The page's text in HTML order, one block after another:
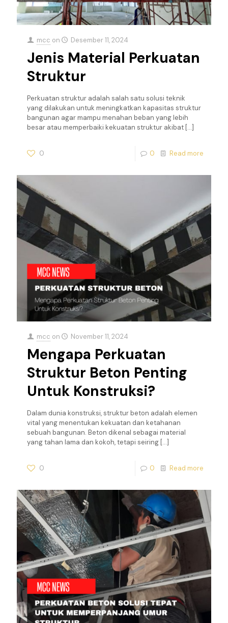
mcc on Desember 11, 2024
Jenis Material Perkuatan
Struktur
Perkuatan struktur adalah salah satu solusi teknik
yang dilakukan untuk meningkatkan kapasitas struktur
bangunan agar mampu menahan beban yang lebih
besar atau memperbaiki kekuatan struktur akibat […]
0 0 Read more
mcc on November 11, 2024
Mengapa Perkuatan
Struktur Beton Penting
Untuk Konstruksi?
Dalam dunia konstruksi, struktur beton adalah elemen
vital yang menentukan kekuatan dan ketahanan
sebuah bangunan. Beton dikenal sebagai material
yang tahan lama dan kokoh, tetapi seiring […]
0 0 Read more